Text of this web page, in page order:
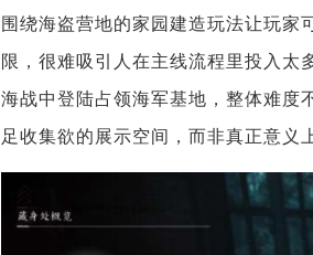
围绕海盗营地的家园建造玩法让玩家
限，很难吸引人在主线流程里投入太
海战中登陆占领海军基地，整体难度
足收集欲的展示空间，而非真正意义